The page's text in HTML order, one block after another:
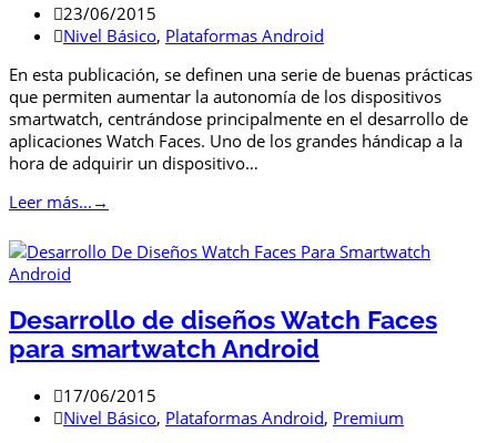
23/06/2015
Nivel Básico, Plataformas Android
En esta publicación, se definen una serie de buenas prácticas
que permiten aumentar la autonomía de los dispositivos
smartwatch, centrándose principalmente en el desarrollo de
aplicaciones Watch Faces. Uno de los grandes hándicap a la
hora de adquirir un dispositivo…
Leer más... →
Desarrollo de diseños Watch Faces
para smartwatch Android
17/06/2015
Nivel Básico, Plataformas Android, Premium